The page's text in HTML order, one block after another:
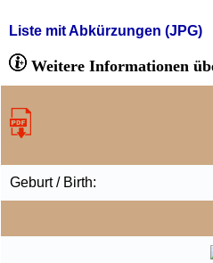
Liste mit Abkürzungen (JPG)
Weitere Informationen
Geburt / Birth: